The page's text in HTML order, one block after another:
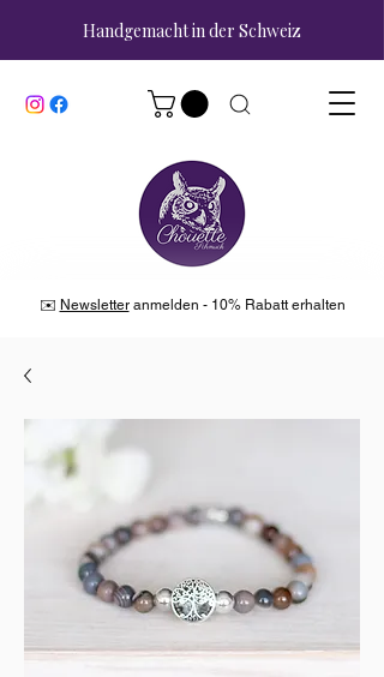
Handgemacht in der Schweiz
✉️ Newsletteranmelden - 10% Rabatt erhalten